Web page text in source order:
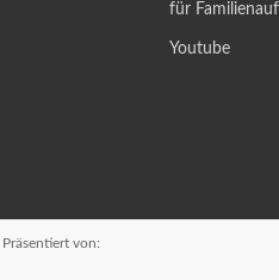
für
Youtube
von: